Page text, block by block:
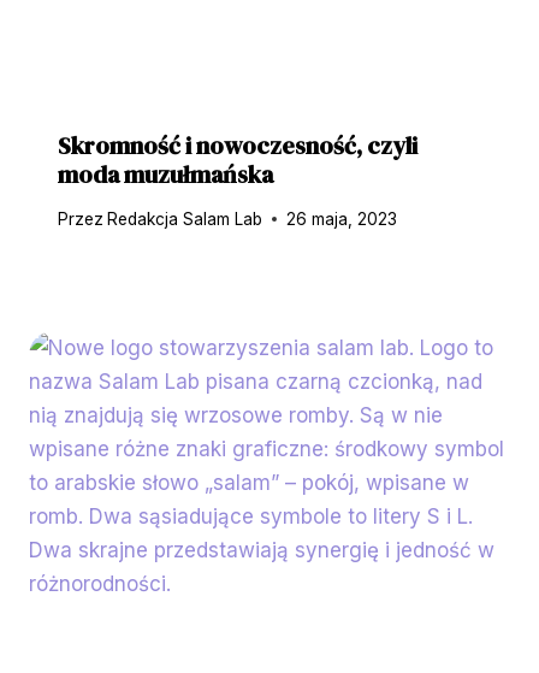
Skromność i nowoczesność, czyli
moda muzułmańska
Przez Redakcja Salam Lab 26 maja, 2023